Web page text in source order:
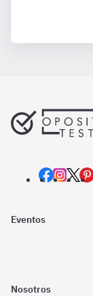
Eventos
Nosotros